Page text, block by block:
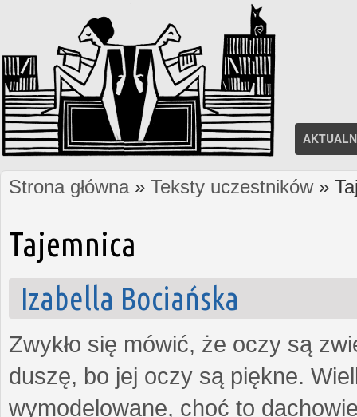
Jesteś tutaj
Strona główna» Teksty uczestników»
Tajemnica
Izabella Bociańska
Zwykło się mówić, że oczy są
duszę, bo jej oczy są piękne.
wymodelowane, choć to